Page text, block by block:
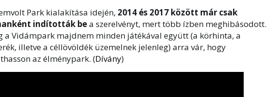
Park kialakítása idején, 2014 és 2017 között már csak
indították bea szerelvényt, mert több ízben meghibásodott.
a Vidámpark majdnem minden játékával együtt (a körhinta, a
illetve a céllövöldék üzemelnek jelenleg) arra vár, hogy
az élménypark. (Dívány)